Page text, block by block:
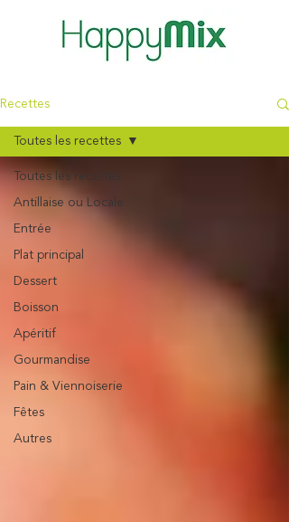
Recettes
Toutes les recettes
Antillaise ou Locale
Entrée
Plat principal
Dessert
Boisson
Apéritif
Gourmandise
Pain & Viennoiserie
Fêtes
Autres
Toutes les recettes